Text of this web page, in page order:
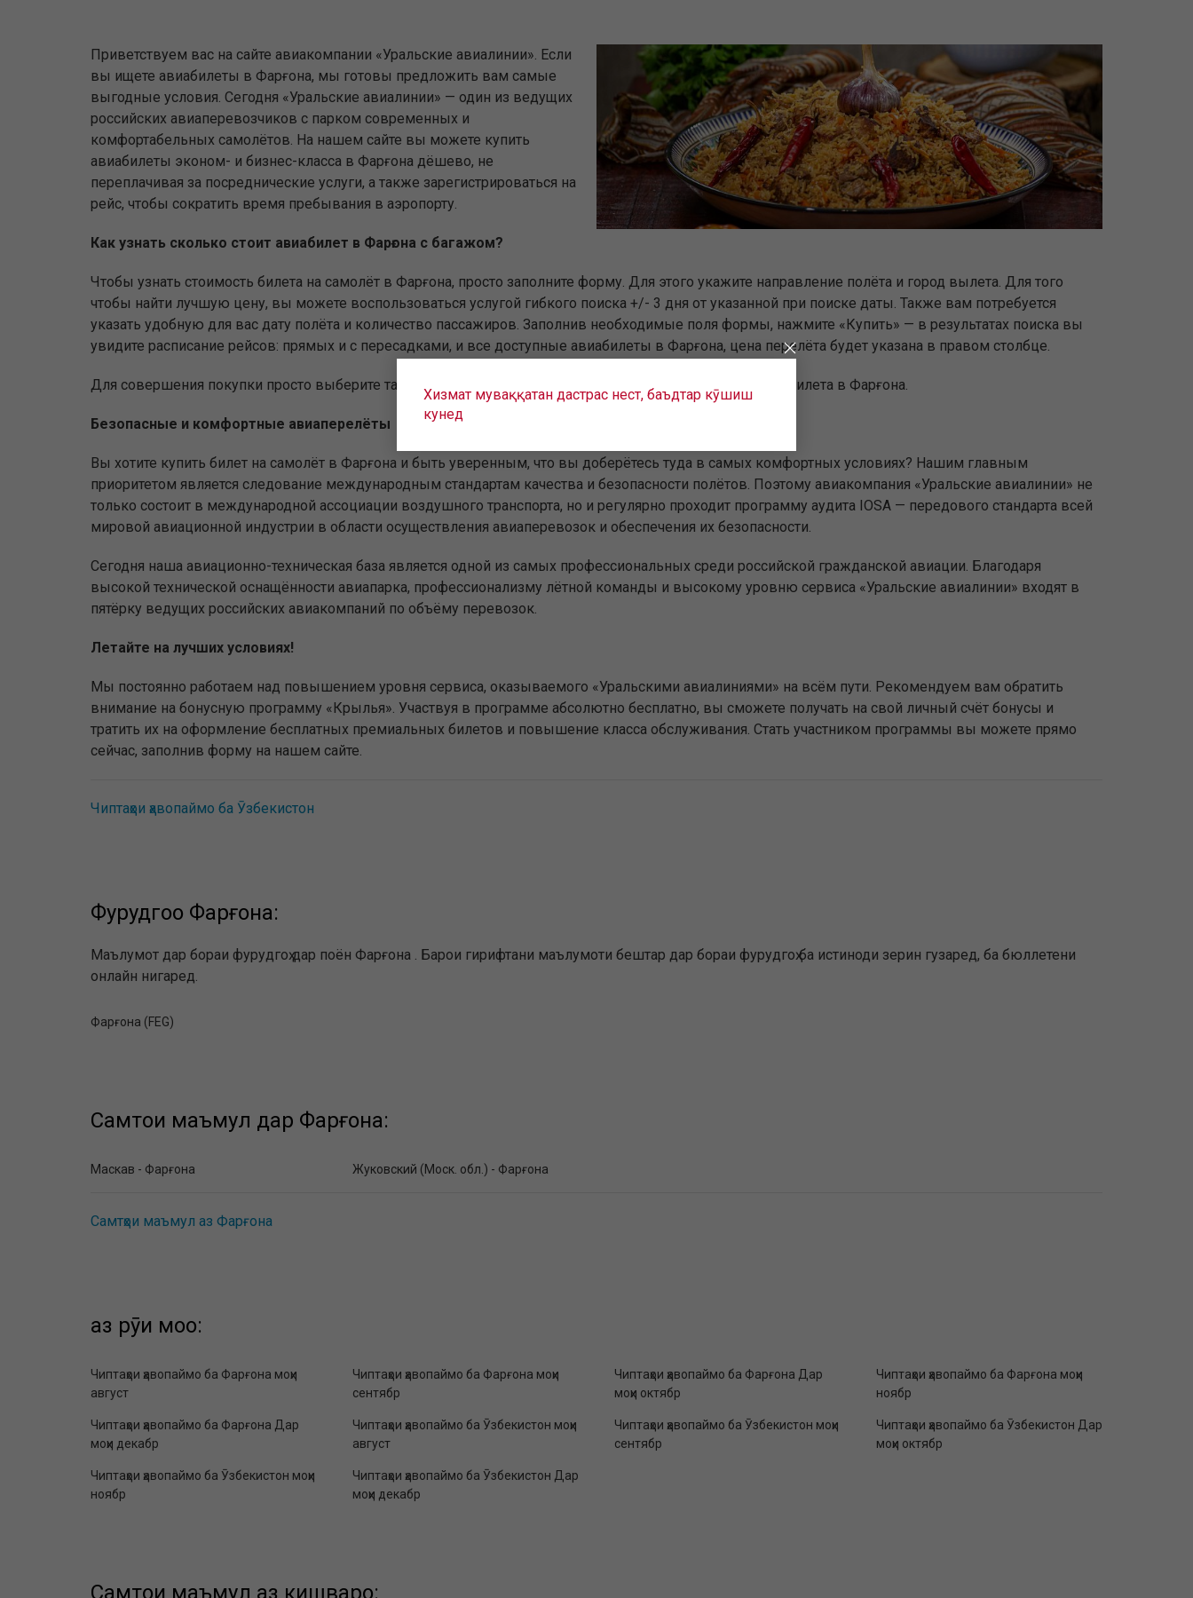
Приветствуем вас на сайте авиакомпании «Уральские авиалинии». Если
вы ищете авиабилеты в Фарғона, мы готовы предложить вам самые
выгодные условия. Сегодня «Уральские авиалинии» — один из ведущих
российских авиаперевозчиков с парком современных и
комфортабельных самолётов. На нашем сайте вы можете купить
авиабилеты эконом- и бизнес-класса в Фарғона дёшево, не
переплачивая за посреднические услуги, а также зарегистрироваться на
рейс, чтобы сократить время пребывания в аэропорту.
Как узнать сколько стоит авиабилет в Фарғона с багажом?
Чтобы узнать стоимость билета на самолёт в Фарғона, просто заполните форму. Для этого укажите направление полёта и город вылета. Для того
чтобы найти лучшую цену, вы можете воспользоваться услугой гибкого поиска +/- 3 дня от указанной при поиске даты. Также вам потребуется
указать удобную для вас дату полёта и количество пассажиров. Заполнив необходимые поля формы, нажмите «Купить» — в результатах поиска вы
увидите расписание рейсов: прямых и с пересадками, и все доступные авиабилеты в Фарғона, цена перелёта будет указана в правом столбце.
Для совершения покупки просто выберите тариф — именно от этого во многом зависит стоимость авиабилета в Фарғона.
Безопасные и комфортные авиаперелёты
Вы хотите купить билет на самолёт в Фарғона и быть уверенным, что вы доберётесь туда в самых комфортных условиях? Нашим главным
приоритетом является следование международным стандартам качества и безопасности полётов. Поэтому авиакомпания «Уральские авиалинии» не
только состоит в международной ассоциации воздушного транспорта, но и регулярно проходит программу аудита IOSA — передового стандарта всей
мировой авиационной индустрии в области осуществления авиаперевозок и обеспечения их безопасности.
Сегодня наша авиационно-техническая база является одной из самых профессиональных среди российской гражданской авиации. Благодаря
высокой технической оснащённости авиапарка, профессионализму лётной команды и высокому уровню сервиса «Уральские авиалинии» входят в
пятёрку ведущих российских авиакомпаний по объёму перевозок.
Летайте на лучших условиях!
Мы постоянно работаем над повышением уровня сервиса, оказываемого «Уральскими авиалиниями» на всём пути. Рекомендуем вам обратить
внимание на бонусную программу «Крылья». Участвуя в программе абсолютно бесплатно, вы сможете получать на свой личный счёт бонусы и
тратить их на оформление бесплатных премиальных билетов и повышение класса обслуживания. Стать участником программы вы можете прямо
сейчас, заполнив форму на нашем сайте.
Чиптаҳои ҳавопаймо ба Ӯзбекистон
Фурудгоҳҳо Фарғона:
Маълумот дар бораи фурудгоҳ дар поён Фарғона . Барои гирифтани маълумоти бештар дар бораи фурудгоҳ ба истиноди зерин гузаред, ба бюллетени
онлайн нигаред.
Фарғона (FEG)
Самтҳои маъмул дар Фарғона:
Маскав - Фарғона Жуковский (Моск. обл.) - Фарғона
Самтҳои маъмул аз Фарғона
аз рӯи моҳҳо:
Чиптаҳои ҳавопаймо ба Фарғона моҳи
август
Чиптаҳои ҳавопаймо ба Фарғона моҳи
сентябр
Чиптаҳои ҳавопаймо ба Фарғона Дар
моҳи октябр
Чиптаҳои ҳавопаймо ба Фарғона моҳи
ноябр
Чиптаҳои ҳавопаймо ба Фарғона Дар
моҳи декабр
Чиптаҳои ҳавопаймо ба Ӯзбекистон моҳи
август
Чиптаҳои ҳавопаймо ба Ӯзбекистон моҳи
сентябр
Чиптаҳои ҳавопаймо ба Ӯзбекистон Дар
моҳи октябр
Чиптаҳои ҳавопаймо ба Ӯзбекистон моҳи
ноябр
Чиптаҳои ҳавопаймо ба Ӯзбекистон Дар
моҳи декабр
Самтҳои маъмул аз кишварҳо:
Хизмат муваққатан дастрас нест, баъдтар кӯшиш
кунед